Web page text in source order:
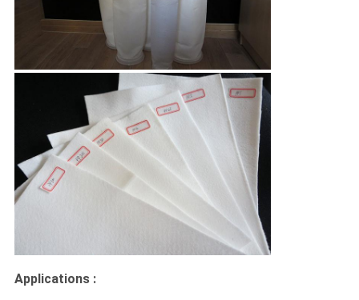
Applications :